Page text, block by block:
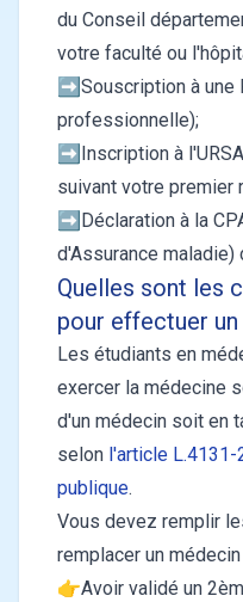
du Conseil
votre faculté ou
➡️Souscription à une
professionnelle);
➡️Inscription à
suivant votre premier
➡️Déclaration à la
d'Assurance maladie)
Quelles sont les
pour effectuer
Les étudiants en
exercer la médecine
d'un médecin soit en
selon l'article L.4131-
publique.
Vous devez remplir
remplacer un médecin
👉Avoir validé un